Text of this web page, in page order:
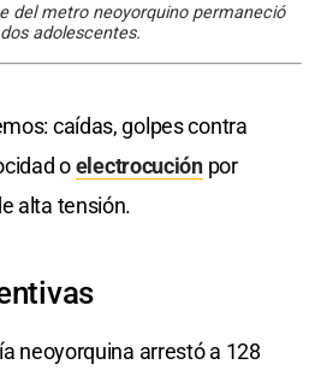
del metro neoyorquino permaneció
adolescentes.
caídas, golpes contra
oelectrocuciónpor
alta tensión.
neoyorquina arrestó a 128